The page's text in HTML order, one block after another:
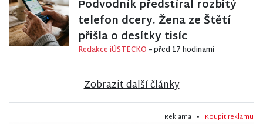
Podvodník předstíral rozbitý
telefon dcery. Žena ze Štětí
přišla o desítky tisíc
Redakce iÚSTECKO– před 17 hodinami
Zobrazit další články
Reklama • Koupit reklamu